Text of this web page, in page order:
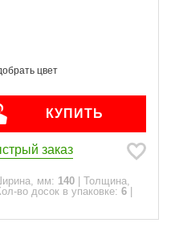
КУПИТЬ
заказ
мм: 140
Толщина,
во досок в упаковке: 6